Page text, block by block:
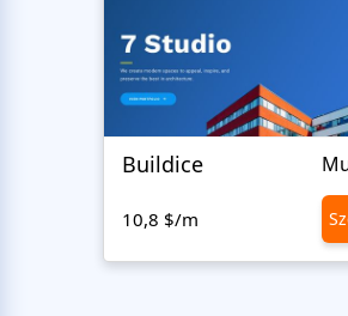
Buildice
10,8 $/m